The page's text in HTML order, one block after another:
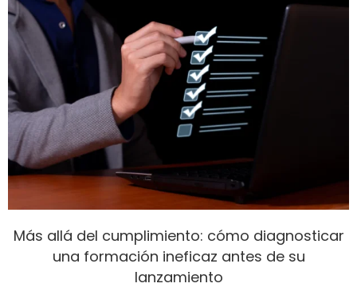
Más allá del cumplimiento: cómo diagnosticar
una formación ineficaz antes de su
lanzamiento